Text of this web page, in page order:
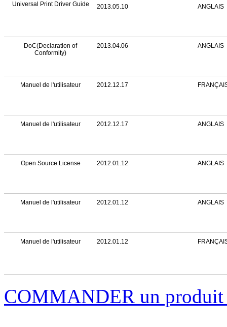
Universal Print Driver Guide 2013.05.10 ANGLAIS
DoC(Declaration of
Conformity)
2013.04.06 ANGLAIS
Manuel de l'utilisateur 2012.12.17
Manuel de l'utilisateur 2012.12.17 ANGLAIS
Open Source License 2012.01.12 ANGLAIS
Manuel de l'utilisateur 2012.01.12 ANGLAIS
Manuel de l'utilisateur 2012.01.12
COMMANDER un